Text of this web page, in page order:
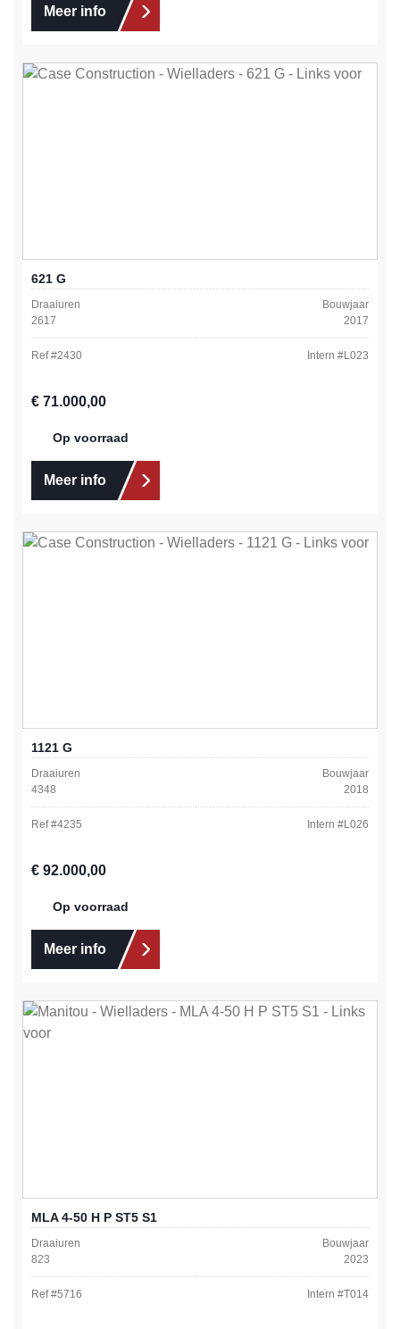
Meer info
621 G
Draaiuren
2617
Bouwjaar
2017
Ref #2430 Intern #L023
Normale prijs:
€ 71.000,00
Op voorraad
Meer info
1121 G
Draaiuren
4348
Bouwjaar
2018
Ref #4235 Intern #L026
Normale prijs:
€ 92.000,00
Op voorraad
Meer info
MLA 4-50 H P ST5 S1
Draaiuren
823
Bouwjaar
2023
Ref #5716 Intern #T014